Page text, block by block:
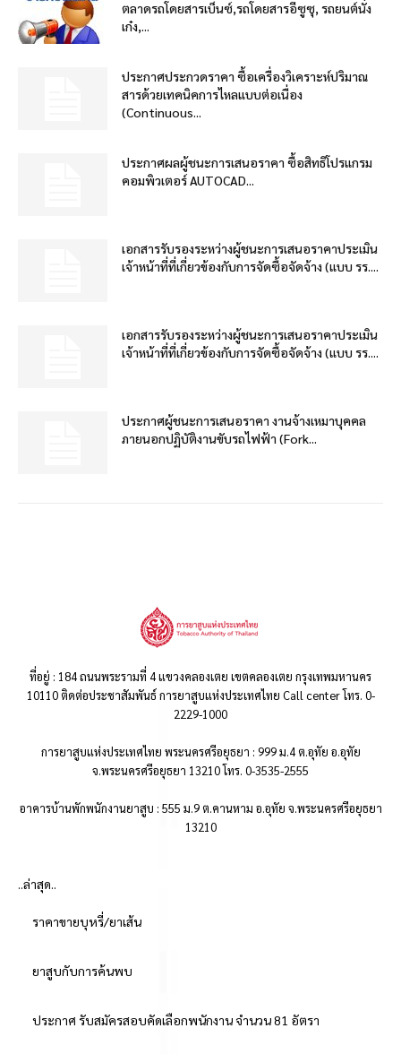
ตลาดรถโดยสารเบ็นซ์,รถโดยสารอีซูซุ, รถยนต์นั่ง
เก๋ง,...
ประกาศประกวดราคา ซื้อเครื่องวิเคราะห์ปริมาณ
สารด้วยเทคนิคการไหลแบบต่อเนื่อง
(Continuous...
ประกาศผลผู้ชนะการเสนอราคา ซื้อสิทธิโปรแกรม
คอมพิวเตอร์ AUTOCAD...
เอกสารรับรองระหว่างผู้ชนะการเสนอราคาประเมิน
เจ้าหน้าที่ที่เกี่ยวข้องกับการจัดซื้อจัดจ้าง (แบบ รร....
เอกสารรับรองระหว่างผู้ชนะการเสนอราคาประเมิน
เจ้าหน้าที่ที่เกี่ยวข้องกับการจัดซื้อจัดจ้าง (แบบ รร....
ประกาศผู้ชนะการเสนอราคา งานจ้างเหมาบุคคล
ภายนอกปฏิบัติงานขับรถไฟฟ้า (Fork...
ที่อยู่ : 184 ถนนพระรามที่ 4 แขวงคลองเตย เขตคลองเตย กรุงเทพมหานคร
10110 ติดต่อประชาสัมพันธ์ การยาสูบแห่งประเทศไทย Call center โทร. 0-
2229-1000
การยาสูบแห่งประเทศไทย พระนครศรีอยุธยา : 999 ม.4 ต.อุทัย อ.อุทัย
จ.พระนครศรีอยุธยา 13210 โทร. 0-3535-2555
อาคารบ้านพักพนักงานยาสูบ : 555 ม.9 ต.คานหาม อ.อุทัย จ.พระนครศรีอยุธยา
13210
..ล่าสุด..
ราคาขายบุหรี่/ยาเส้น
ยาสูบกับการค้นพบ
ประกาศ รับสมัครสอบคัดเลือกพนักงาน จำนวน 81 อัตรา